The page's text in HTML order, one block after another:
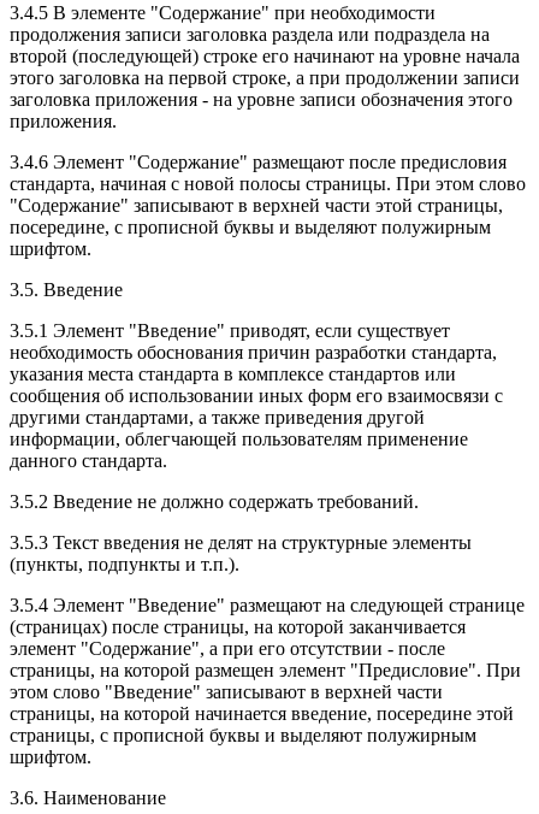
3.4.5 В элементе "Содержание" при необходимости
продолжения записи заголовка раздела или подраздела на
второй (последующей) строке его начинают на уровне начала
этого заголовка на первой строке, а при продолжении записи
заголовка приложения - на уровне записи обозначения этого
приложения.
3.4.6 Элемент "Содержание" размещают после предисловия
стандарта, начиная с новой полосы страницы. При этом слово
"Содержание" записывают в верхней части этой страницы,
посередине, с прописной буквы и выделяют полужирным
шрифтом.
3.5. Введение
3.5.1 Элемент "Введение" приводят, если существует
необходимость обоснования причин разработки стандарта,
указания места стандарта в комплексе стандартов или
сообщения об использовании иных форм его взаимосвязи с
другими стандартами, а также приведения другой
информации, облегчающей пользователям применение
данного стандарта.
3.5.2 Введение не должно содержать требований.
3.5.3 Текст введения не делят на структурные элементы
(пункты, подпункты и т.п.).
3.5.4 Элемент "Введение" размещают на следующей странице
(страницах) после страницы, на которой заканчивается
элемент "Содержание", а при его отсутствии - после
страницы, на которой размещен элемент "Предисловие". При
этом слово "Введение" записывают в верхней части
страницы, на которой начинается введение, посередине этой
страницы, с прописной буквы и выделяют полужирным
шрифтом.
3.6. Наименование